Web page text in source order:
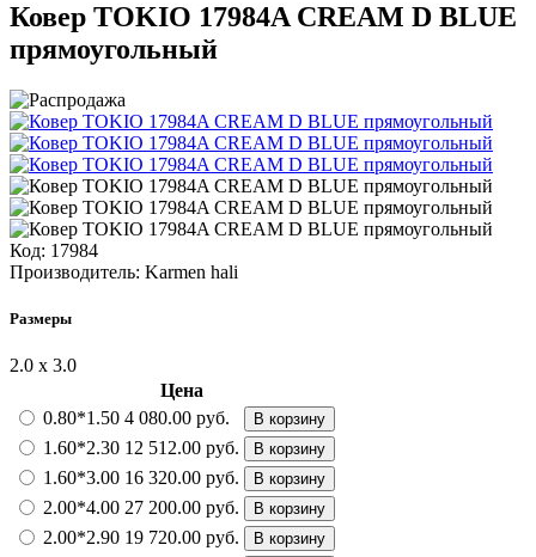
Ковер TOKIO 17984A CREAM D BLUE
прямоугольный
Код: 17984
Производитель: Karmen hali
Размеры
2.0 х 3.0
Цена
0.80*1.50 4 080.00 руб. В корзину
1.60*2.30 12 512.00 руб. В корзину
1.60*3.00 16 320.00 руб. В корзину
2.00*4.00 27 200.00 руб. В корзину
2.00*2.90 19 720.00 руб. В корзину